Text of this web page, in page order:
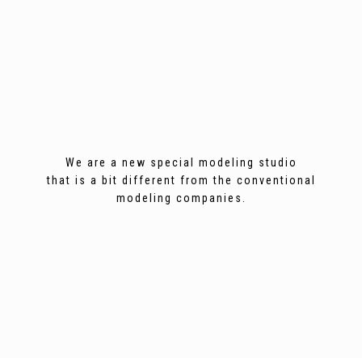
We are a new special modeling studio
that is a bit different from the conventional
modeling companies.